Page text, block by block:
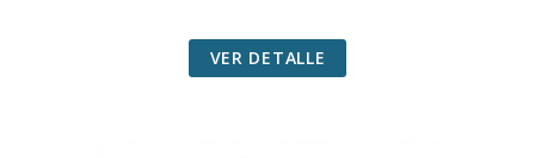
VER DETALLE